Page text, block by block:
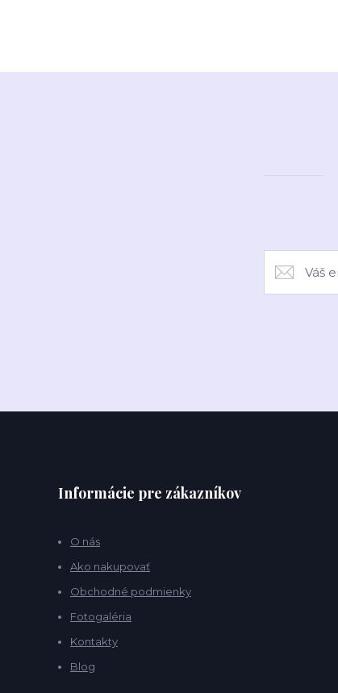
Informácie pre zákazníkov
O nás
Ako nakupovať
Obchodné podmienky
Fotogaléria
Kontakty
Blog